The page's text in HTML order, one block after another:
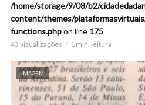
/home/storage/9/08/b2/
content/themes/
functions.phpon line 175
43 visualizações 1 min. leitura
IMAGEM